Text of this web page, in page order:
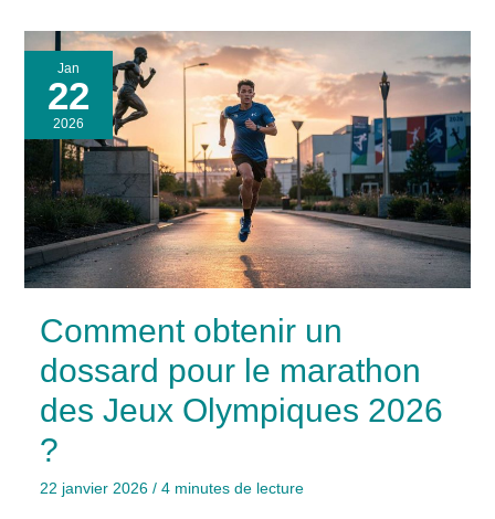
Jan
22
2026
Comment obtenir un
dossard pour le marathon
des Jeux Olympiques 2026
?
22 janvier 2026 / 4 minutes de lecture